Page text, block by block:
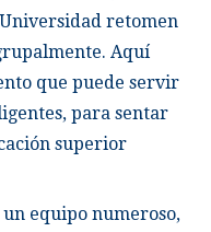
retomen
Aquí
que puede servir
para sentar
superior
equipo numeroso,